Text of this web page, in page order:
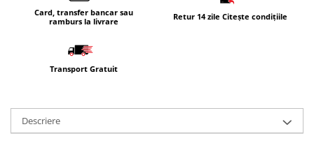
Baterii baie
Baterii lavoar
Baterii dus
Baterii bideu si dus igienic
Cazi baie
Card, transfer bancar sau
ramburs la livrare
Retur 14 zile Citește condițiile
Transport Gratuit
Descriere